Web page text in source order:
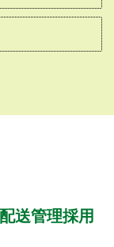
送管理採用